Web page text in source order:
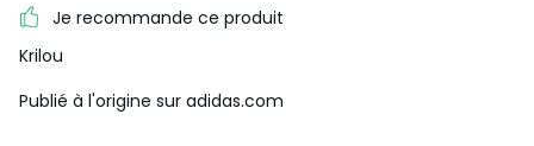
Je recommande ce produit
Krilou
Publié à l'origine sur adidas.com